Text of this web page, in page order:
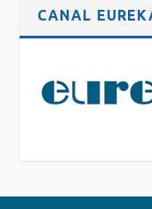
CANAL